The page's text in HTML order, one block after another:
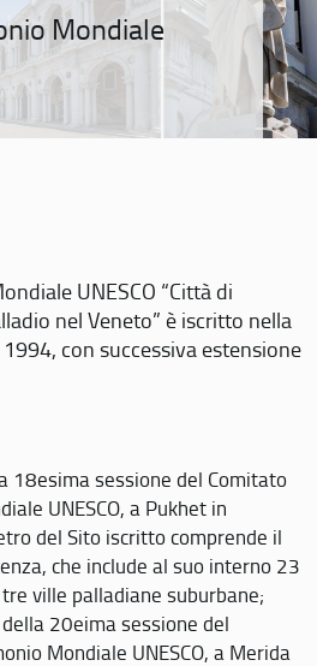
Mondiale
UNESCO “Città di
nel Veneto” è iscritto nella
con successiva estensione
18esima sessione del Comitato
UNESCO, a Pukhet in
del Sito iscritto comprende il
che include al suo interno 23
ville palladiane suburbane;
20eima sessione del
Mondiale UNESCO, a Merida